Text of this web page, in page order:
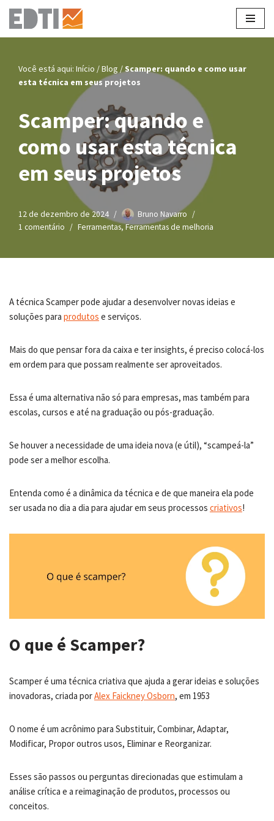
Pular
conteúdo
Você está aqui: Início /Blog /Scamper: quando e como usar
esta técnica em seus projetos
Scamper: quando e
como usar esta técnica
em seus projetos
12 de dezembro de 2024
Bruno Navarro
1 comentário
Ferramentas,Ferramentas de melhoria
A técnica Scamper pode ajudar a desenvolver novas ideias e
soluções para produtos e serviços.
Mais do que pensar fora da caixa e ter insights, é preciso colocá-los
em ordem para que possam realmente ser aproveitados.
Essa é uma alternativa não só para empresas, mas também para
escolas, cursos e até na graduação ou pós-graduação.
Se houver a necessidade de uma ideia nova (e útil), “scampeá-la”
pode ser a melhor escolha.
Entenda como é a dinâmica da técnica e de que maneira ela pode
ser usada no dia a dia para ajudar em seus processos criativos!
O que é Scamper?
Scamper é uma técnica criativa que ajuda a gerar ideias e soluções
inovadoras, criada porAlex Faickney Osborn, em 1953
O nome é um acrônimo para Substituir, Combinar, Adaptar,
Modificar, Propor outros usos, Eliminar e Reorganizar.
Esses são passos ou perguntas direcionadas que estimulam a
análise crítica e a reimaginação de produtos, processos ou
conceitos.